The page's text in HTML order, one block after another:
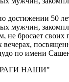
достижении 50
мужчин,
не бросает
вечерах,
по имени
НАШИ"